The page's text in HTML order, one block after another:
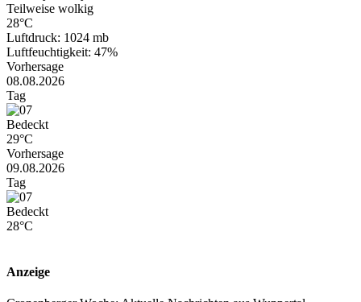
Teilweise wolkig
28°C
Luftdruck: 1024 mb
Luftfeuchtigkeit: 47%
Vorhersage
08.08.2026
Tag
Bedeckt
29°C
Vorhersage
09.08.2026
Tag
Bedeckt
28°C
Anzeige